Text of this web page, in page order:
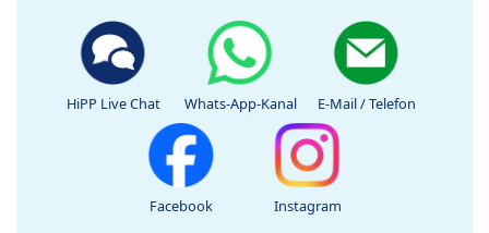
HiPP Live Chat Whats-App-Kanal E-Mail / Telefon
Facebook Instagram